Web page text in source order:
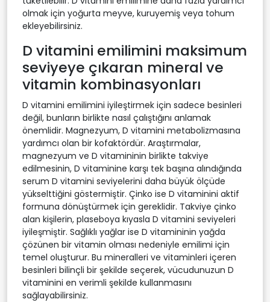
olmak için yoğurta meyve, kuruyemiş veya tohum
ekleyebilirsiniz.
D vitamini emilimini maksimum
seviyeye çıkaran mineral ve
vitamin kombinasyonları
D vitamini emilimini iyileştirmek için sadece besinleri
değil, bunların birlikte nasıl çalıştığını anlamak
önemlidir. Magnezyum, D vitamini metabolizmasına
yardımcı olan bir kofaktördür. Araştırmalar,
magnezyum ve D vitamininin birlikte takviye
edilmesinin, D vitaminine karşı tek başına alındığında
serum D vitamini seviyelerini daha büyük ölçüde
yükselttiğini göstermiştir. Çinko ise D vitaminini aktif
formuna dönüştürmek için gereklidir. Takviye çinko
alan kişilerin, plaseboya kıyasla D vitamini seviyeleri
iyileşmiştir. Sağlıklı yağlar ise D vitamininin yağda
çözünen bir vitamin olması nedeniyle emilimi için
temel oluşturur. Bu mineralleri ve vitaminleri içeren
besinleri bilinçli bir şekilde seçerek, vücudunuzun D
vitaminini en verimli şekilde kullanmasını
sağlayabilirsiniz.